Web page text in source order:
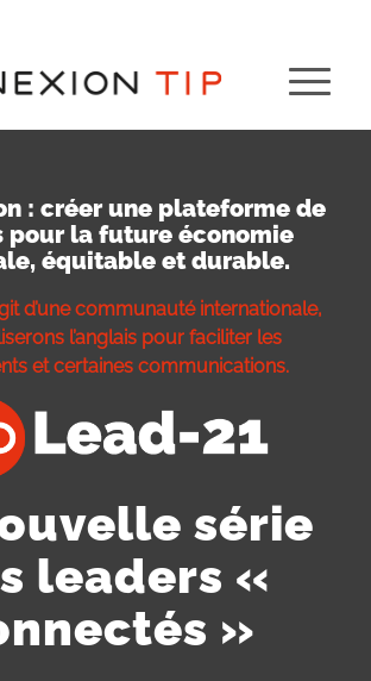
: créer une plateforme de
pour la future économie
équitable et durable.
d’une communauté internationale,
l’anglais pour faciliter les
et certaines communications.
série
leaders «
»